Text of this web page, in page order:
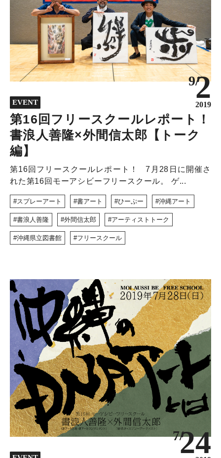
EVENT
9/2
2019
第16回フリースクールレポート！
書浪人善隆×外間信太郎【トーク
編】
第16回フリースクールレポート！ 7月28日に開催さ
れた第16回モーアシビーフリースクール。 ゲ...
スプレーアート 書アート ひーぷー 沖縄アート
書浪人善隆 外間信太郎 アーティストトーク
沖縄県立図書館 フリースクール
7/24